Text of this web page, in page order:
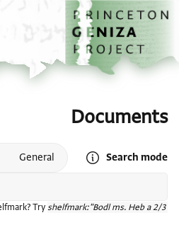
דילוג לתוכן
דף הבית
Documents
Search mode
Open search mode help
General
Try shelfmark:"Bodl ms. Heb a 2/3"